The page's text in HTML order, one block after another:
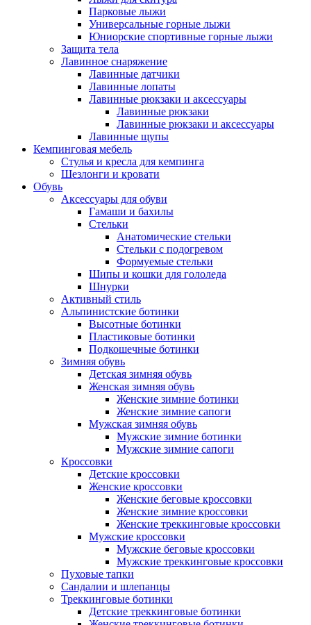
Парковые лыжи
Универсальные горные лыжи
Юниорские спортивные горные лыжи
Защита тела
Лавинное снаряжение
Лавинные датчики
Лавинные лопаты
Лавинные рюкзаки и аксессуары
Лавинные рюкзаки
Лавинные рюкзаки и аксессуары
Лавинные щупы
Кемпинговая мебель
Стулья и кресла для кемпинга
Шезлонги и кровати
Обувь
Аксессуары для обуви
Гамаши и бахилы
Стельки
Анатомические стельки
Стельки с подогревом
Формуемые стельки
Шипы и кошки для гололеда
Шнурки
Активный стиль
Альпинистские ботинки
Высотные ботинки
Пластиковые ботинки
Подкошечные ботинки
Зимняя обувь
Детская зимняя обувь
Женская зимняя обувь
Женские зимние ботинки
Женские зимние сапоги
Мужская зимняя обувь
Мужские зимние ботинки
Мужские зимние сапоги
Кроссовки
Детские кроссовки
Женские кроссовки
Женские беговые кроссовки
Женские зимние кроссовки
Женские треккинговые кроссовки
Мужские кроссовки
Мужские беговые кроссовки
Мужские треккинговые кроссовки
Пуховые тапки
Сандалии и шлепанцы
Треккинговые ботинки
Детские треккинговые ботинки